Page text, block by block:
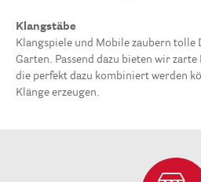
Klangstäbe
Klangspiele und Mobile zaubern tolle
Garten. Passend dazu bieten wir zarte
die perfekt dazu kombiniert werden
Klänge erzeugen.